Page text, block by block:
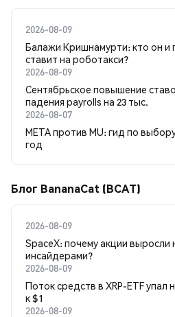
2026-08-09
Балажи Кришнамурти: кто он и
ставит на роботакси?
2026-08-09
Сентябрьское повышение
падения payrolls на 23 тыс.
2026-08-07
META против MU: гид по
год
Блог BananaCat (BCAT)
2026-08-09
SpaceX: почему акции выросли
инсайдерами?
2026-08-09
Поток средств в XRP-ETF упал
к $1
2026-08-09